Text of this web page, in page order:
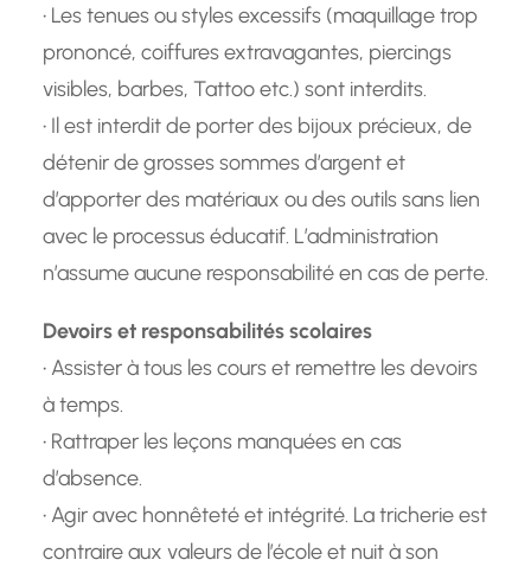
• Les tenues ou styles excessifs (maquillage trop
prononcé, coiffures extravagantes, piercings
visibles, barbes, Tattoo etc.) sont interdits.
• Il est interdit de porter des bijoux précieux, de
détenir de grosses sommes d’argent et
d’apporter des matériaux ou des outils sans lien
avec le processus éducatif. L’administration
n’assume aucune responsabilité en cas de perte.
Devoirs et responsabilités scolaires
• Assister à tous les cours et remettre les devoirs
à temps.
• Rattraper les leçons manquées en cas
d’absence.
• Agir avec honnêteté et intégrité. La tricherie est
contraire aux valeurs de l’école et nuit à son